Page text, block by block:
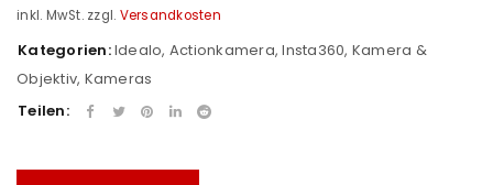
inkl. MwSt. zzgl. Versandkosten
Kategorien:Idealo, Actionkamera,Insta360, Kamera &
Objektiv, Kameras
Teilen: